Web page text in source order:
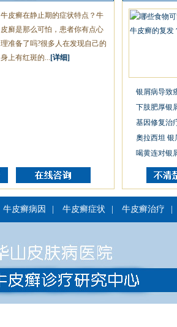
牛皮癣在静止期的症状特点？牛
皮廯是那么可怕，患者你有点心
理准备了吗?很多人在发现自己的
身上有红斑的... [详细]
银屑病导致
下肢肥厚银
基因修复治
奧拉西坦 银
喝黄连对银
牛皮癣病因 牛皮癣症状 牛皮癣治疗